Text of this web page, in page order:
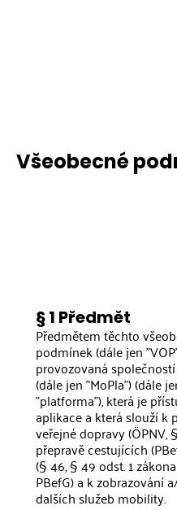
Všeobecné
§ 1 Předmět
Předmětem těchto
podmínek (dále jen
provozovaná
(dále jen "MoPla") (dále
"platforma"), která je
aplikace a která slouží k
veřejné dopravy (ÖPNV,
přepravě cestujících
(§ 46, § 49 odst. 1
PBefG) a k zobrazování
dalších služeb mobility.